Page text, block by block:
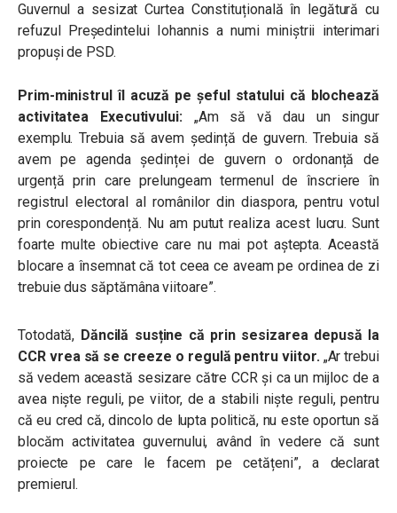
Guvernul a sesizat Curtea Constituțională în legătură cu
refuzul Președintelui Iohannis a numi miniștrii interimari
propuși de PSD.
Prim-ministrul îl acuză pe șeful statului că blochează
activitatea Executivului: „Am să vă dau un singur
exemplu. Trebuia să avem ședință de guvern. Trebuia să
avem pe agenda ședinței de guvern o ordonanță de
urgență prin care prelungeam termenul de înscriere în
registrul electoral al românilor din diaspora, pentru votul
prin corespondență. Nu am putut realiza acest lucru. Sunt
foarte multe obiective care nu mai pot aștepta. Această
blocare a însemnat că tot ceea ce aveam pe ordinea de zi
trebuie dus săptămâna viitoare”.
Totodată, Dăncilă susține că prin sesizarea depusă la
CCR vrea să se creeze o regulă pentru viitor.„Ar trebui
să vedem această sesizare către CCR și ca un mijloc de a
avea niște reguli, pe viitor, de a stabili niște reguli, pentru
că eu cred că, dincolo de lupta politică, nu este oportun să
blocăm activitatea guvernului, având în vedere că sunt
proiecte pe care le facem pe cetățeni”, a declarat
premierul.